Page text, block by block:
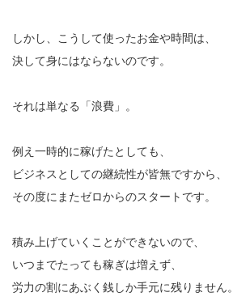
しかし、こうして使ったお金や時間は、
決して身にはならないのです。
それは単なる「浪費」。
例え一時的に稼げたとしても、
ビジネスとしての継続性が皆無ですから、
その度にまたゼロからのスタートです。
積み上げていくことができないので、
いつまでたっても稼ぎは増えず、
労力の割にあぶく銭しか手元に残りません。